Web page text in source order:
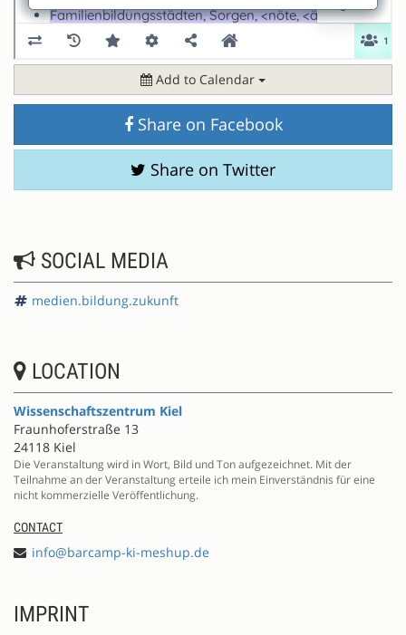
Add to Calendar
Share on Facebook
Share on Twitter
SOCIAL MEDIA
medien.bildung.zukunft
LOCATION
Wissenschaftszentrum Kiel
Fraunhoferstraße 13
24118 Kiel
Die Veranstaltung wird in Wort, Bild und Ton aufgezeichnet. Mit der
Teilnahme an der Veranstaltung erteile ich mein Einverständnis für eine
nicht kommerzielle Veröffentlichung.
CONTACT
info@barcamp-ki-meshup.de
IMPRINT